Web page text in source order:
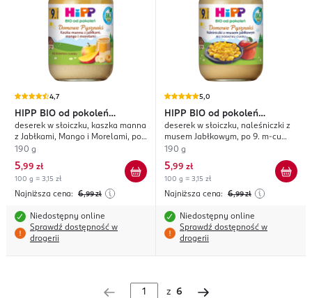
4,7
HIPP BIO od pokoleń
Domowe Pyszności
deserek w słoiczku, kaszka manna
z Jabłkami, Mango i Morelami, po
9. m-cu życia
190 g
5,99 zł
100 g = 3,15 zł
Najniższa cena: 6,99 zł
Niedostępny online
Sprawdź dostępność w
drogerii
5,0
HIPP BIO od pokoleń
Domowe Pyszności
deserek w słoiczku, naleśniczki z
musem Jabłkowym, po 9. m-cu
życia
190 g
5,99 zł
100 g = 3,15 zł
Najniższa cena: 6,99 zł
Niedostępny online
Sprawdź dostępność w
drogerii
z 6